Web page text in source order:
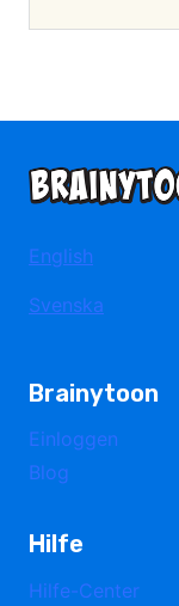
English
Svenska
Brainytoon
Einloggen
Blog
Hilfe
Hilfe-Center